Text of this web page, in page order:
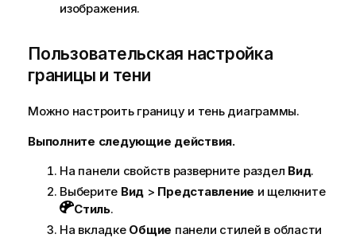
изображения.
Пользовательская настройка
границы и тени
Можно настроить границу и тень диаграммы.
Выполните следующие действия.
На панели свойств разверните раздел Вид.
Выберите Вид > Представление и щелкните
Стиль.
На вкладке Общие панели стилей в области